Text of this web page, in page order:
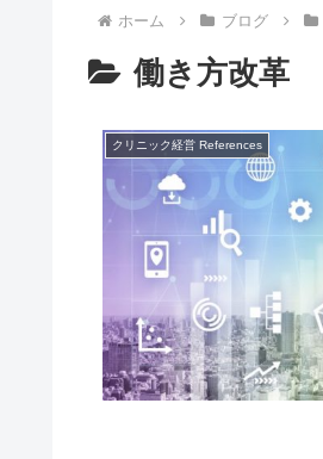
ホーム ブログ
働き方改革
クリニック経営 References